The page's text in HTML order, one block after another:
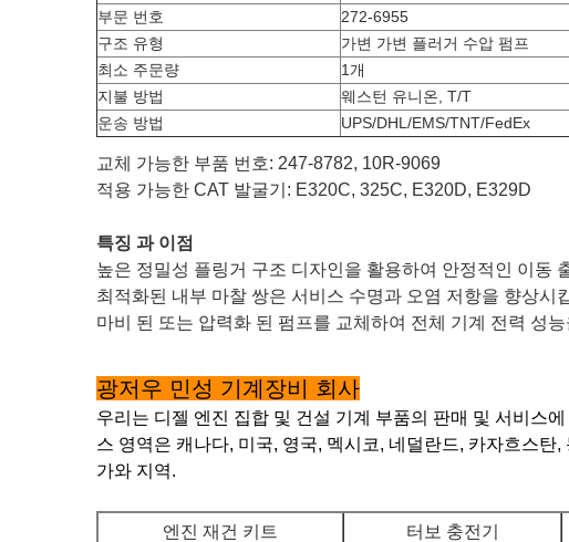
부문 번호
272-6955
구조 유형
가변 가변 플러거 수압 펌프
최소 주문량
1개
지불 방법
웨스턴 유니온, T/T
운송 방법
UPS/DHL/EMS/TNT/FedEx
교체 가능한 부품 번호: 247-8782, 10R-9069
적용 가능한 CAT 발굴기: E320C, 325C, E320D, E329D
특징 과 이점
높은 정밀성 플링거 구조 디자인을 활용하여 안정적인 이동
최적화된 내부 마찰 쌍은 서비스 수명과 오염 저항을 향상시
마비 된 또는 압력화 된 펌프를 교체하여 전체 기계 전력 성
광저우 민성 기계장비 회사
우리는 디젤 엔진 집합 및 건설 기계 부품의 판매 및 서비스
스 영역은 캐나다, 미국, 영국, 멕시코, 네덜란드, 카자흐스
가와 지역.
엔진 재건 키트
터보 충전기